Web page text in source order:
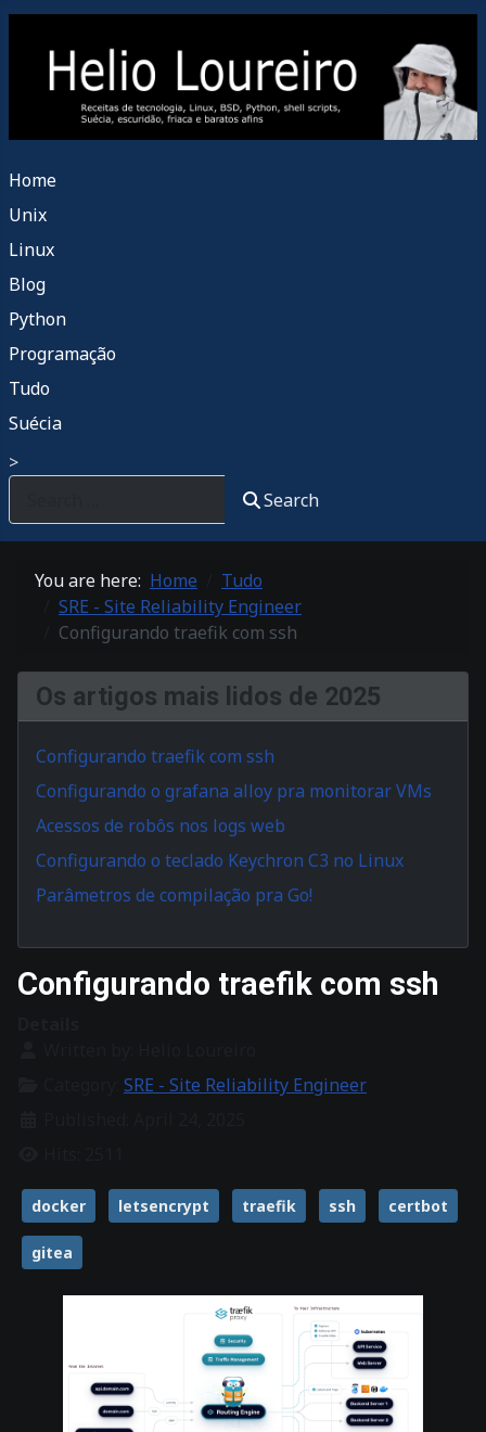
Home
Unix
Linux
Blog
Python
Programação
Tudo
Suécia
>
Search
You are here: Home
Tudo
SRE - Site Reliability Engineer
Configurando traefik com ssh
Os artigos mais lidos de 2025
Configurando traefik com ssh
Configurando o grafana alloy pra monitorar VMs
Acessos de robôs nos logs web
Configurando o teclado Keychron C3 no Linux
Parâmetros de compilação pra Go!
Configurando traefik com ssh
SRE - Site Reliability Engineer
docker letsencrypt traefik ssh certbot
gitea